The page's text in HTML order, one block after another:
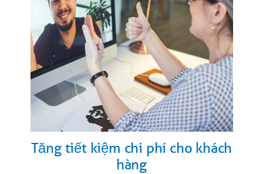
Tăng tiết kiệm chi phí cho khách
hàng